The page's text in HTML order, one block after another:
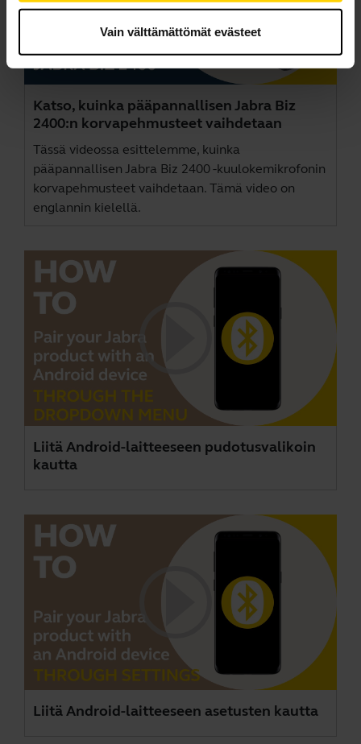
Vain välttämättömät evästeet
Katso, kuinka pääpannallisen Jabra Biz
2400:n korvapehmusteet vaihdetaan
Tässä videossa esittelemme, kuinka
pääpannallisen Jabra Biz 2400 -kuulokemikrofonin
korvapehmusteet vaihdetaan. Tämä video on
englannin kielellä.
Liitä Android-laitteeseen pudotusvalikoin
kautta
Liitä Android-laitteeseen asetusten kautta